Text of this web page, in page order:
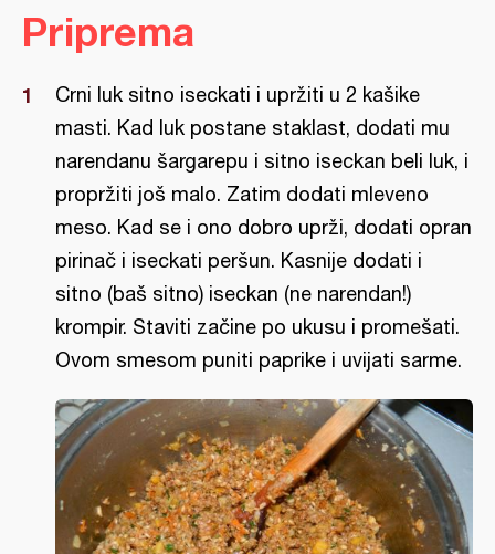
Priprema
Crni luk sitno iseckati i upržiti u 2 kašike
masti. Kad luk postane staklast, dodati mu
narendanu šargarepu i sitno iseckan beli luk, i
propržiti još malo. Zatim dodati mleveno
meso. Kad se i ono dobro uprži, dodati opran
pirinač i iseckati peršun. Kasnije dodati i
sitno (baš sitno) iseckan (ne narendan!)
krompir. Staviti začine po ukusu i promešati.
Ovom smesom puniti paprike i uvijati sarme.